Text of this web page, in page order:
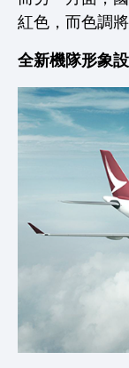
紅色，而色調
全新機隊形象